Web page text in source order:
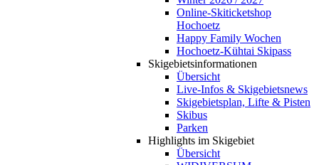
Online-Skiticketshop
Hochoetz
Happy Family Wochen
Hochoetz-Kühtai Skipass
Skigebietsinformationen
Übersicht
Live-Infos & Skigebietsnews
Skigebietsplan, Lifte & Pisten
Skibus
Parken
Highlights im Skigebiet
Übersicht